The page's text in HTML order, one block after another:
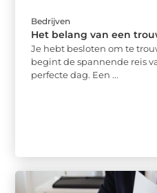
Bedrijven
Het belang van een
Je hebt besloten om te
begint de spannende reis
perfecte dag. Een ...